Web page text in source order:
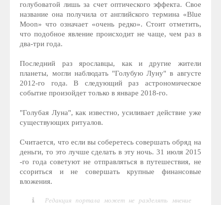
голубоватой лишь за счет оптического эффекта. Свое
название она получила от английского термина «Blue
Moon» что означает «очень редко». Стоит отметить,
что подобное явление происходит не чаще, чем раз в
два-три года.
Последний раз ярославцы, как и другие жители
планеты, могли наблюдать "Голубую Луну" в августе
2012-го года. В следующий раз астрономическое
событие произойдет только в январе 2018-го.
"Голубая Луна", как известно, усиливает действие уже
существующих ритуалов.
Считается, что если вы соберетесь совершать обряд на
деньги, то это лучше сделать в эту ночь. 31 июля 2015
-го года советуют не отправляться в путешествия, не
ссориться и не совершать крупные финансовые
вложения.
Редакция портала может не разделять мнение